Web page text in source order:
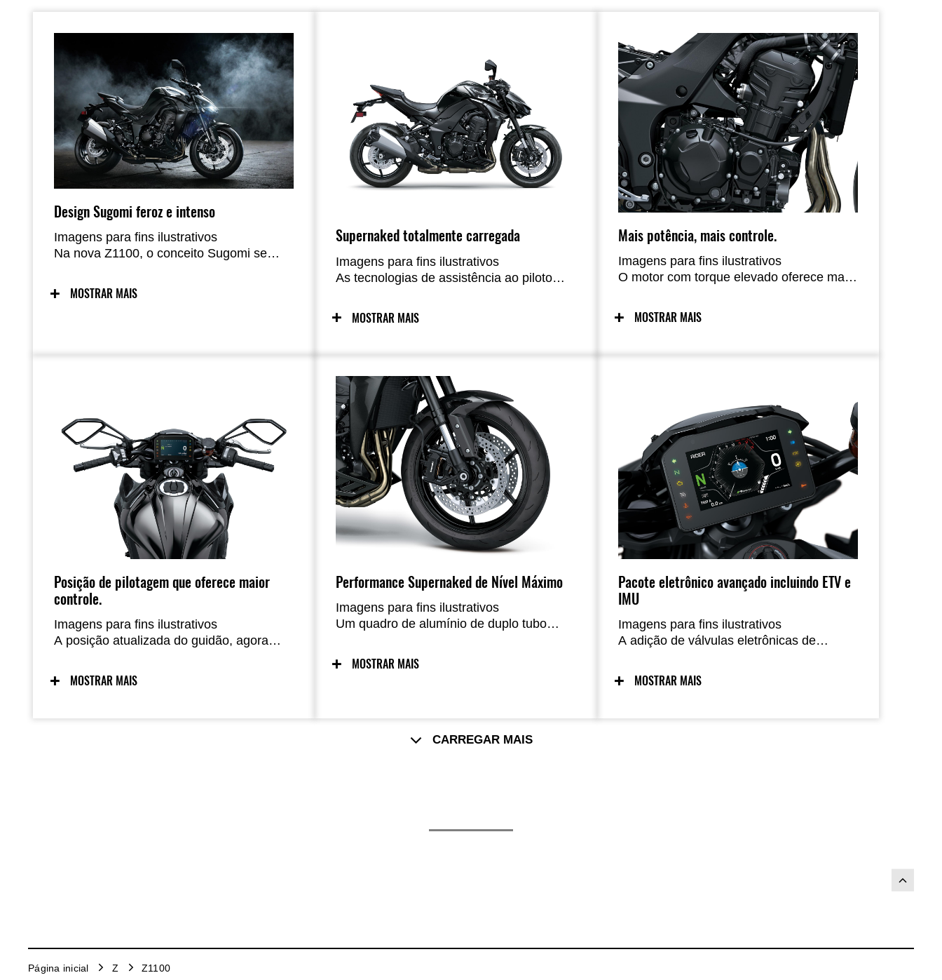
Design Sugomi feroz e intenso
Imagens para fins ilustrativos
Na nova Z1100, o conceito Sugomi se
no desempenho empolgante que oferece,
irradiando uma energia palpável. A
MOSTRAR MAIS
Supernaked totalmente carregada
Imagens para fins ilustrativos
As tecnologias de assistência ao piloto
adicionam ainda mais conveniência e
tranquilidade à emoção de pilotar a Z1100,
qualidade da experiência Sugomi a um
novo patamar.
MOSTRAR MAIS
Mais potência, mais controle.
Imagens para fins ilustrativos
O motor com torque elevado oferece mais
precisam, na faixa de baixa a média
velocidade, mais comum no trânsito
melhorando a sensação de pilotagem em
uma ampla variedade de situações.
MOSTRAR MAIS
Posição de pilotagem que oferece maior
controle.
Imagens para fins ilustrativos
A posição atualizada do guidão, agora
melhor resposta aos comandos do piloto,
tornando a pilotagem mais leve e precisa
MOSTRAR MAIS
Performance Supernaked de Nível Máximo
Imagens para fins ilustrativos
Um quadro de alumínio de duplo tubo
suspensão Horizontal Back-link, além de
pinças monobloco combinadas com
aceleração uma experiência visceral,
MOSTRAR MAIS
Pacote eletrônico avançado incluindo ETV e
IMU
Imagens para fins ilustrativos
A adição de válvulas eletrônicas de
do motor mais preciso e responsivo,
permitindo o controle de cruzeiro e o mais
MOSTRAR MAIS
CARREGAR MAIS
Página inicial Z Z1100